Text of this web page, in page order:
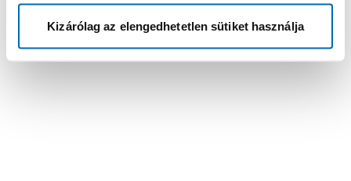
Kizárólag az elengedhetetlen sütiket használja